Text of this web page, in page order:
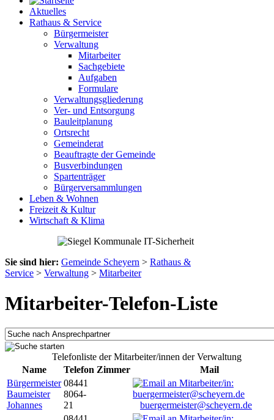
Aktuelles
Rathaus & Service
Bürgermeister
Verwaltung
Mitarbeiter
Sachgebiete
Aufgaben
Formulare
Verwaltungsgliederung
Ver- und Entsorgung
Bauleitplanung
Ortsrecht
Gemeinderat
Beauftragte der Gemeinde
Busverbindungen
Spartenträger
Bürgerversammlungen
Leben & Wohnen
Freizeit & Kultur
Wirtschaft & Klima
Sie sind hier: Gemeinde Scheyern > Rathaus &
Service > Verwaltung > Mitarbeiter
Mitarbeiter-Telefon-Liste
Telefonliste der Mitarbeiter/innen der Verwaltung
Name
Telefon Zimmer
Mail
Bürgermeister
Baumeister
Johannes
08441
8064-
21
buergermeister@scheyern.de